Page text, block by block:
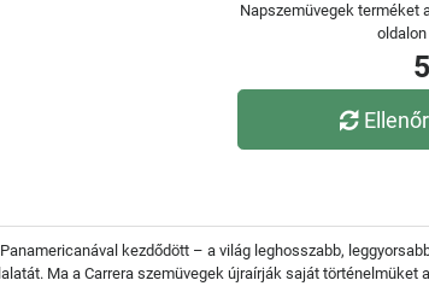
Napszemüvegek terméket
kezdődött – a világ leghosszabb,
Ma a Carrera szemüvegek újraírják saját